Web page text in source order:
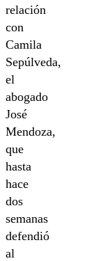
relación
con
Camila
Sepúlveda,
el
abogado
José
Mendoza,
que
hasta
hace
dos
semanas
defendió
al